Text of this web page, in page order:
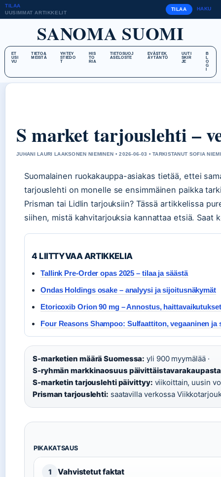
TILAA
UUSIMMAT ARTIKKELIT
TILAA HAKU
SANOMA SUOMI
ET
USI
VU
TIETOA
MEISTÄ
YHTEY
STIEDO
T
HIS
TO
RIA
TIETOSUOJ
ASELOSTE
EVÄSTEK
ÄYTÄNTÖ
UUTI
SKIR
JE
B
L
O
G
S market tarjouslehti –
JUHANI LAURI LAAKSONEN NIEMINEN • 2026-06-03 • TARKISTANUT SOFIA NIEMI
Suomalainen ruokakauppa-asiakas tietää, ettei
tarjouslehti on monelle se ensimmäinen paikka
Prisman tai Lidlin tarjouksiin? Tässä artikkelissa
siihen, mistä kahvitarjouksia kannattaa etsiä.
4 LIITTYVAA ARTIKKELIA
Tallink Pre-Order opas 2025 – tilaa ja säästä
Ondas Holdings osake – analyysi ja sijoitusnäkymät
Etoricoxib Orion 90 mg – Annostus,
Four Reasons Shampoo: Sulfaattiton, vegaaninen ja
S-marketien määrä Suomessa: yli 900 myymälää ·
S-ryhmän markkinaosuus
S-marketin tarjouslehti päivittyy: viikoittain, uusin
Prisman tarjouslehti: saatavilla verkossa
PIKAKATSAUS
1 Vahvistetut faktat